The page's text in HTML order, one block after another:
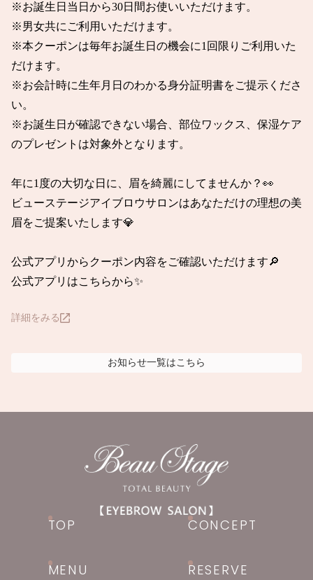
※お誕生日当日から30日間お使いいただけます。
※男女共にご利用いただけます。
※本クーポンは毎年お誕生日の機会に1回限りご利用いた
だけます。
※お会計時に生年月日のわかる身分証明書をご提示くださ
い。
※お誕生日が確認できない場合、部位ワックス、保湿ケア
のプレゼントは対象外となります。
年に1度の大切な日に、眉を綺麗にしてませんか？👀
ビューステージアイブロウサロンはあなただけの理想の美
眉をご提案いたします💎
公式アプリからクーポン内容をご確認いただけます🔎
公式アプリはこちらから✨
詳細をみる
お知らせ一覧はこちら
TOP CONCEPT
MENU RESERVE